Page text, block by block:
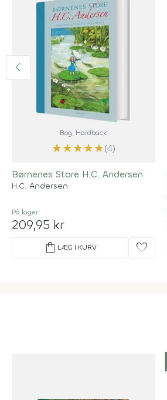
Bog, Hardback
★★★★★(4)
Børnenes Store H.C. Andersen
H.C. Andersen
På lager
209,95 kr
shopping_bag LÆG I KURV favorite